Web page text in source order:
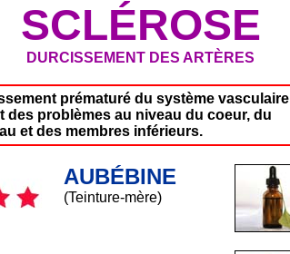
SCLÉROSE
DURCISSEMENT DES ARTÈRES
prématuré du système vasculaire
des problèmes au niveau du coeur, du
et des membres inférieurs.
AUBÉBINE
(Teinture-mère)